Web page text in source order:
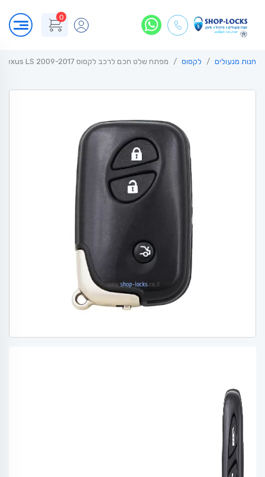
0
חנות מנעולים לקסוס מפתח שלט חכם לרכב לקסוס Lexus LS 2009-2017